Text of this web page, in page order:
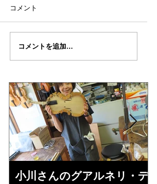
東園さんの"Sleeping・
コメント
コメントを追加…
小川さんのグアルネリ・デ